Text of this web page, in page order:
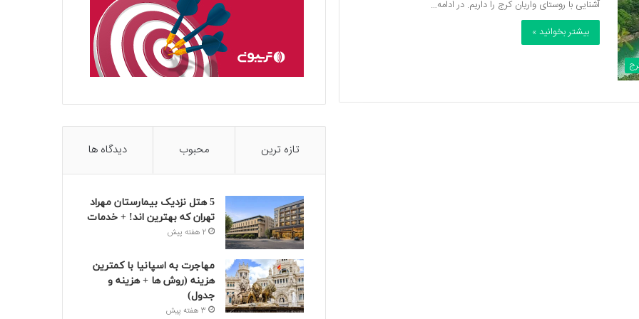
آشنایی با روستای واریان کرج را داریم. در ادامه…
بیشتر بخوانید »
تازه ترین محبوب دیدگاه ها
5 هتل نزدیک بیمارستان مهراد
تهران که بهترین‌ اند! + خدمات
2 هفته پیش
مهاجرت به اسپانیا با کمترین
هزینه (روش ها + هزینه و
جدول)
3 هفته پیش